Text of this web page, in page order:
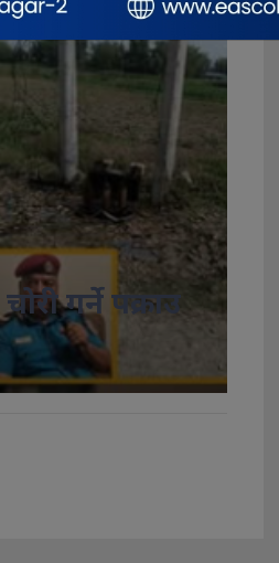
चोरी गर्ने पक्राउ